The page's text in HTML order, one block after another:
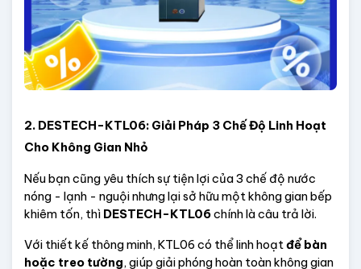
2. DESTECH-KTL06: Giải Pháp 3 Chế Độ Linh Hoạt
Cho Không Gian Nhỏ
Nếu bạn cũng yêu thích sự tiện lợi của 3 chế độ nước
nóng - lạnh - nguội nhưng lại sở hữu một không gian bếp
khiêm tốn, thì DESTECH-KTL06 chính là câu trả lời.
Với thiết kế thông minh, KTL06 có thể linh hoạt để bàn
hoặc treo tường, giúp giải phóng hoàn toàn không gian